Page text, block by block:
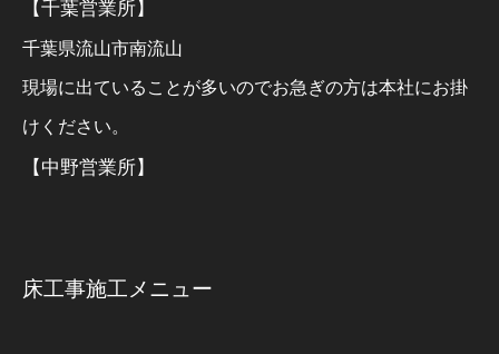
【千葉営業所】
千葉県流山市南流山
現場に出ていることが多いのでお急ぎの方は本社にお掛
けください。
【中野営業所】
床工事施工メニュー